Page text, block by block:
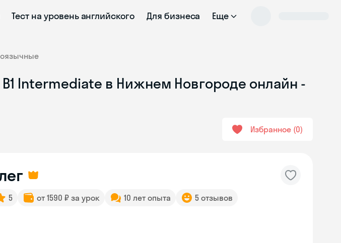
Тест на уровень английского Для бизнеса Еще
Intermediate в Нижнем Новгороде онлайн -
Избранное 0
5 от 1590 ₽ за урок 10 лет опыта 5 отзывов